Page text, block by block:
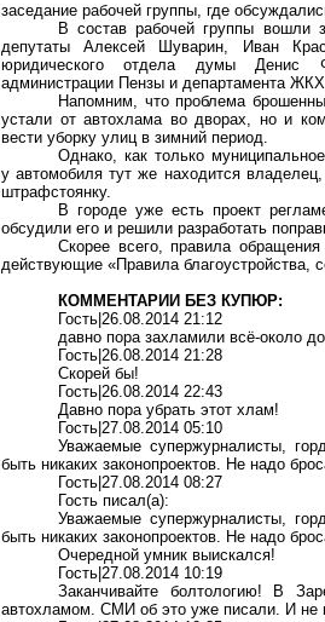
заседание рабочей группы, где
В состав рабочей группы вошли
депутаты Алексей
Шуварин, Иван
юридического отдела думы Денис
администрации Пензы и департамента
Напомним, что проблема
устали отавтохламаво дворах, но и
вести уборку улиц в зимний период.
Однако, как только
уавтомобиля тут же находится
штрафстоянку.
В городе уже есть проект
обсудили его и решили разработать
Скорее всего, правила
действующие «Правила благоустройства,
КОММЕНТАРИИ БЕЗ КУПЮР:
Гость|26.08.2014 21:12
давно пора захламиливсё-около
Гость|26.08.2014 21:28
Скорей бы!
Гость|26.08.2014 22:43
Давно пора убрать этот хлам!
Гость|27.08.2014 05:10
Уважаемыесупержурналисты,
быть никаких законопроектов. Не надо
Гость|27.08.2014 08:27
Гость писал(a):
Уважаемыесупержурналисты,
быть никаких законопроектов. Не надо
Очередной умник выискался!
Гость|27.08.2014 10:19
Заканчивайте болтологию! В
автохламом. СМИ об это уже писали. И не